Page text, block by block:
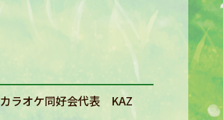
カラオケ同好会代表 KAZ